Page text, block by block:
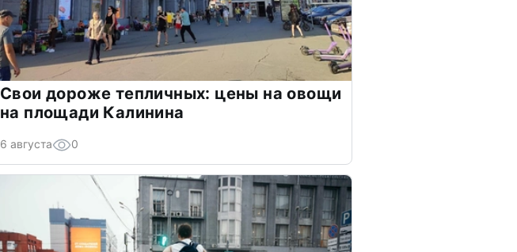
Свои дороже тепличных: цены на овощи
на площади Калинина
6 августа 0